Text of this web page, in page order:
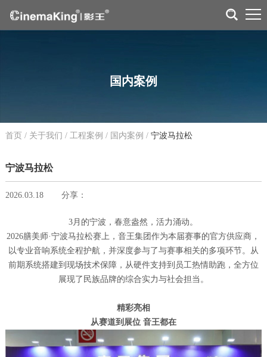
国内案例
首页 / 关于我们 / 工程案例 / 国内案例 / 宁波马拉松
宁波马拉松
2026.03.18 分享：
3月的宁波，春意盎然，活力涌动。
2026膳美师·宁波马拉松赛上，音王集团作为本届赛事的官方供应商，
以专业音响系统全程护航，并深度参与了与赛事相关的多项环节。从
前期系统搭建到现场技术保障，从硬件支持到员工热情助跑，全方位
展现了民族品牌的综合实力与社会担当。
精彩亮相
从赛道到展位 音王都在